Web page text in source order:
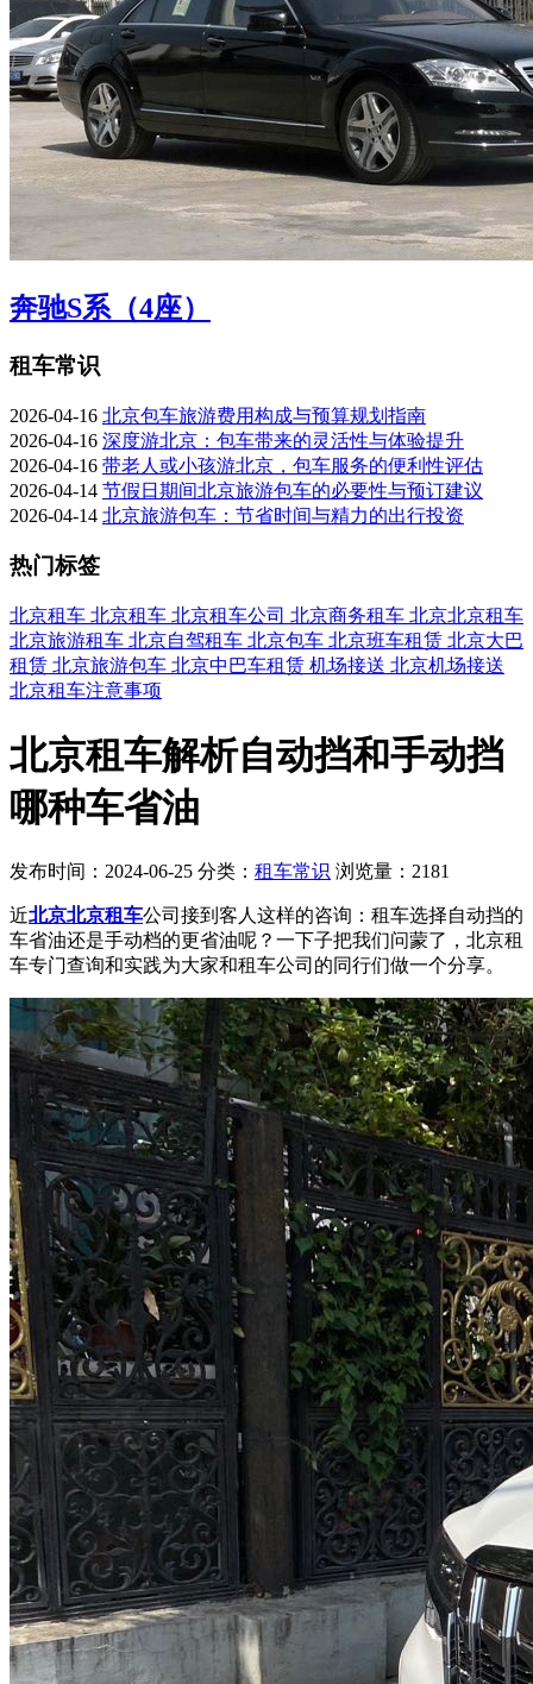
奔驰S系（4座）
租车常识
2026-04-16 北京包车旅游费用构成与预算规划指南
2026-04-16 深度游北京：包车带来的灵活性与体验提升
2026-04-16 带老人或小孩游北京，包车服务的便利性评估
2026-04-14 节假日期间北京旅游包车的必要性与预订建议
2026-04-14 北京旅游包车：节省时间与精力的出行投资
热门标签
北京租车 北京租车 北京租车公司 北京商务租车 北京北京租车
北京旅游租车 北京自驾租车 北京包车 北京班车租赁 北京大巴
租赁 北京旅游包车 北京中巴车租赁 机场接送 北京机场接送
北京租车注意事项
北京租车解析自动挡和手动挡
哪种车省油
发布时间：2024-06-25 分类： 租车常识 浏览量：2181
近北京北京租车公司接到客人这样的咨询：租车选择自动挡的
车省油还是手动档的更省油呢？一下子把我们问蒙了，北京租
车专门查询和实践为大家和租车公司的同行们做一个分享。